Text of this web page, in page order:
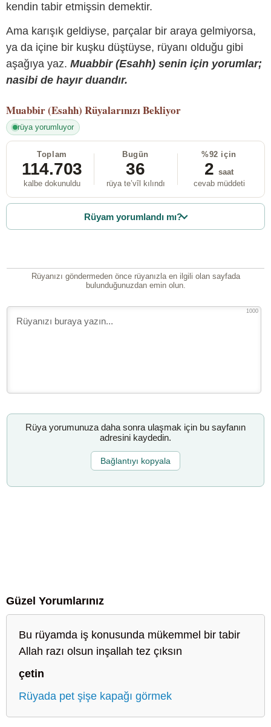
kendin tabir etmişsin demektir.
Ama karışık geldiyse, parçalar bir araya gelmiyorsa,
ya da içine bir kuşku düştüyse, rüyanı olduğu gibi
aşağıya yaz. Muabbir (Esahh) senin için yorumlar;
nasibi de hayır duandır.
Muabbir (Esahh) Rüyalarınızı Bekliyor
rüya yorumluyor
Toplam
114.703
kalbe dokunuldu
Bugün
36
rüya te’vîl kılındı
%92 için
2 saat
cevab müddeti
Rüyam yorumlandı mı?
Rüyanızı göndermeden önce rüyanızla en ilgili olan sayfada
bulunduğunuzdan emin olun.
1000
Rüya yorumunuza daha sonra ulaşmak için bu sayfanın
adresini kaydedin.
Bağlantıyı kopyala
Güzel Yorumlarınız
Bu rüyamda iş konusunda mükemmel bir tabir
Allah razı olsun inşallah tez çıksın
çetin
Rüyada pet şişe kapağı görmek